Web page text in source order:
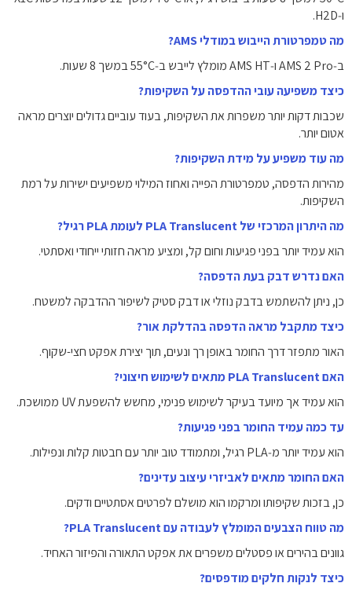
ו‑H2D.
מה טמפרטורת הייבוש במודלי AMS?
ב‑AMS 2 Pro ו‑AMS HT מומלץ לייבש ב‑55°C במשך 8 שעות.
כיצד משפיעה עובי ההדפסה על השקיפות?
שכבות דקות יותר משפרות את השקיפות, בעוד עוביים גדולים יוצרים מראה
אטום יותר.
מה עוד משפיע על מידת השקיפות?
מהירות הדפסה, טמפרטורת הפייה ואחוז המילוי משפיעים ישירות על רמת
השקיפות.
מה היתרון המרכזי של PLA Translucent לעומת PLA רגיל?
הוא עמיד יותר בפני פגיעות וחום קל, ומציע מראה חזותי ייחודי ואסתטי.
האם נדרש דבק בעת הדפסה?
כן, ניתן להשתמש בדבק נוזלי או דבק סטיק לשיפור ההדבקה למשטח.
כיצד מתקבל מראה הדפסה בהדלקת אור?
האור מתפזר דרך החומר באופן רך ונעים, תוך יצירת אפקט חצי-שקוף.
האם PLA Translucent מתאים לשימוש חיצוני?
הוא עמיד אך מיועד בעיקר לשימוש פנימי, מחשש להשפעת UV ממושכת.
עד כמה עמיד החומר בפני פגיעות?
הוא עמיד יותר מ‑PLA רגיל, ומתמודד טוב יותר עם חבטות קלות ונפילות.
האם החומר מתאים לאביזרי עיצוב עדינים?
כן, בזכות שקיפותו ומרקמו הוא מושלם לפרטים אסתטיים ודקים.
מה טווח הצבעים המומלץ לעבודה עם PLA Translucent?
גוונים בהירים או פסטלים משפרים את אפקט התאורה והפיזור האחיד.
כיצד לנקות חלקים מודפסים?